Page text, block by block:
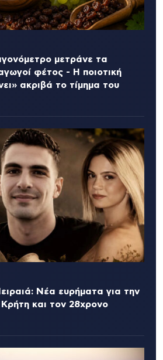
μετράνε τα
φέτος - Η ποιοτική
ακριβά το τίμημα του
Νέα ευρήματα για την
και τον 28χρονο